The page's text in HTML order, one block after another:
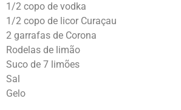
1/2 copo de vodka
1/2 copo de licor Curaçau
2 garrafas de Corona
Rodelas de limão
Suco de 7 limões
Sal
Gelo